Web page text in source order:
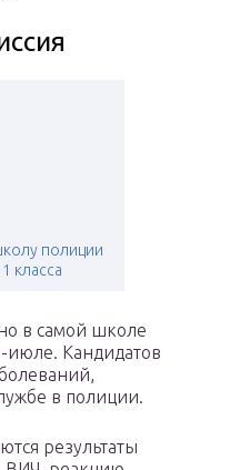
полиции
класса
в самой школе
Кандидатов
в полиции.
результаты